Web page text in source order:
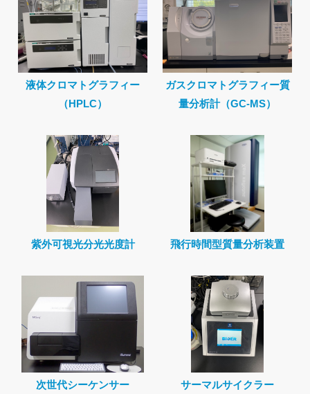
液体クロマトグラフィー
（HPLC）
ガスクロマトグラフィー質
量分析計（GC-MS）
紫外可視光分光光度計 飛行時間型質量分析装置
次世代シーケンサー
サーマルサイクラー